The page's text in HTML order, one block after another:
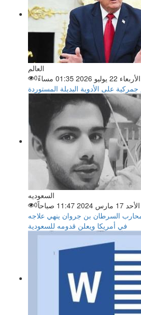
العالم
الأربعاء 22 يوليو 2026 01:35 مساءً
0
على الأدوية البديلة المستوردة
السعوديه
الأحد 17 مارس 2024 11:47 صباحاً
0
السرطان بن جروان ينهي علاجه
في أمريكا ويعلن قدومه للسعودية